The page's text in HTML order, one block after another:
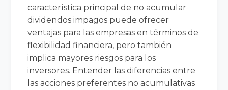
característica principal de no acumular
dividendos impagos puede ofrecer
ventajas para las empresas en términos de
flexibilidad financiera, pero también
implica mayores riesgos para los
inversores. Entender las diferencias entre
las acciones preferentes no acumulativas